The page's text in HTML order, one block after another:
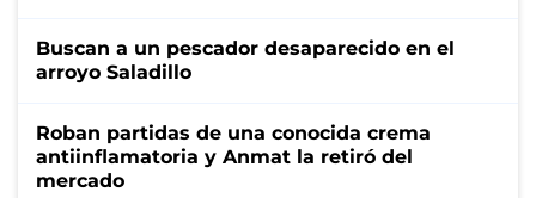
Buscan a un pescador desaparecido en el
arroyo Saladillo
Roban partidas de una conocida crema
antiinflamatoria y Anmat la retiró del
mercado